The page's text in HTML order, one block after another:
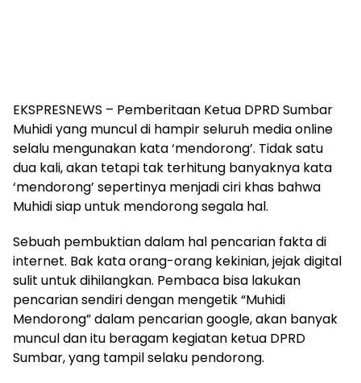
EKSPRESNEWS – Pemberitaan Ketua DPRD Sumbar
Muhidi yang muncul di hampir seluruh media online
selalu mengunakan kata ‘mendorong’. Tidak satu
dua kali, akan tetapi tak terhitung banyaknya kata
‘mendorong’ sepertinya menjadi ciri khas bahwa
Muhidi siap untuk mendorong segala hal.
Sebuah pembuktian dalam hal pencarian fakta di
internet. Bak kata orang-orang kekinian, jejak digital
sulit untuk dihilangkan. Pembaca bisa lakukan
pencarian sendiri dengan mengetik “Muhidi
Mendorong” dalam pencarian google, akan banyak
muncul dan itu beragam kegiatan ketua DPRD
Sumbar, yang tampil selaku pendorong.